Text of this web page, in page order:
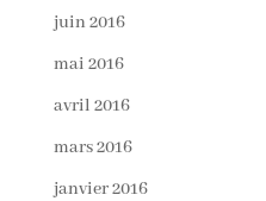
juin 2016
mai 2016
avril 2016
mars 2016
janvier 2016